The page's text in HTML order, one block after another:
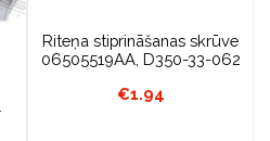
Riteņa stiprināšanas skrūve
06505519AA, D350-33-062
€1.94